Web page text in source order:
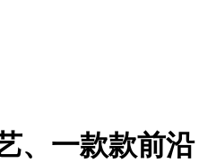
、一款款前沿